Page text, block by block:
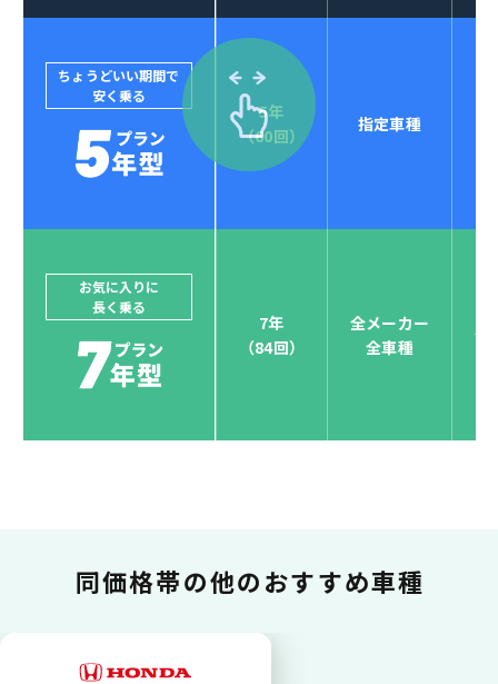
POINT
4
セブンマックスなら
クレジットカード払い可能
ジョイカルジャパンでは、カーリース決済を国際5大カ
他にはないサービスがクレジットカード決済、賢くポ
イント運用も！
ポイント還元
ちょうどいい期間で
安く乗る
5年
（60回）
指定車種
お気に入りに
長く乗る
7年
（84回）
全メーカー
全車種
全
同価格帯の他のおすすめ車種